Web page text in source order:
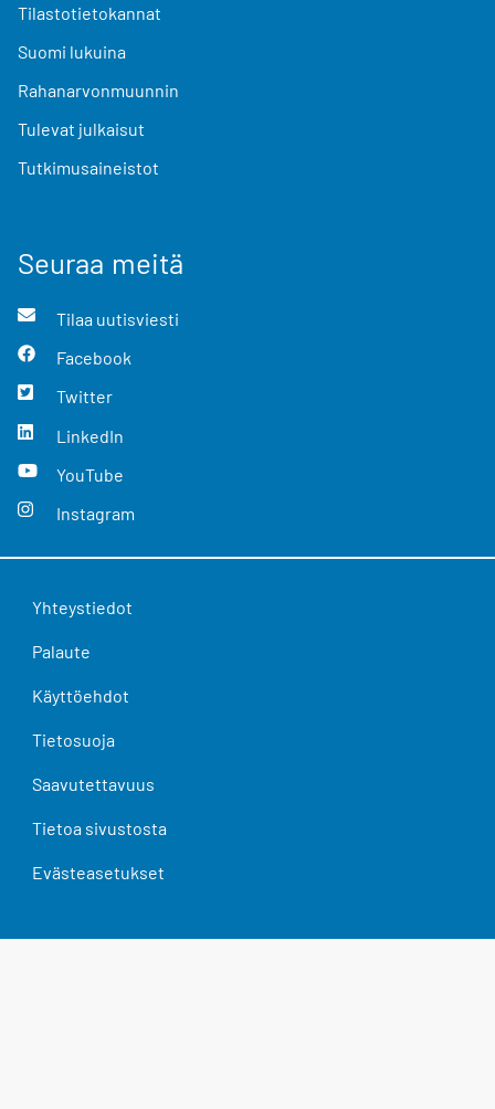
Tilastotietokannat
Suomi lukuina
Rahanarvonmuunnin
Tulevat julkaisut
Tutkimusaineistot
Seuraa meitä
Tilaa uutisviesti
Facebook
Twitter
LinkedIn
YouTube
Instagram
Yhteystiedot
Palaute
Käyttöehdot
Tietosuoja
Saavutettavuus
Tietoa sivustosta
Evästeasetukset